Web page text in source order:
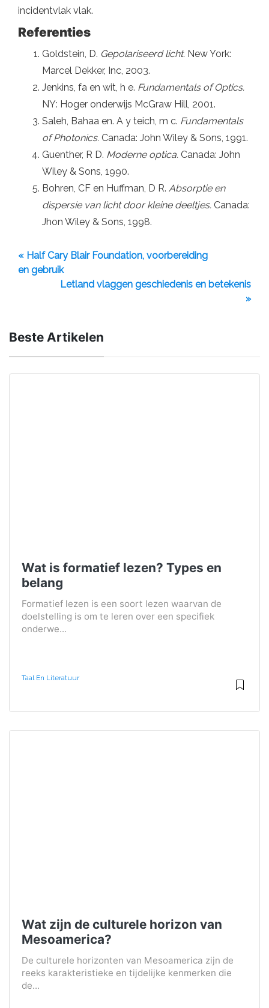
incidentvlak vlak.
Referenties
Goldstein, D. Gepolariseerd licht. New York:
Marcel Dekker, Inc, 2003.
Jenkins, fa en wit, h e. Fundamentals of Optics.
NY: Hoger onderwijs McGraw Hill, 2001.
Saleh, Bahaa en. A y teich, m c. Fundamentals
of Photonics. Canada: John Wiley & Sons, 1991.
Guenther, R D. Moderne optica. Canada: John
Wiley & Sons, 1990.
Bohren, CF en Huffman, D R. Absorptie en
dispersie van licht door kleine deeltjes. Canada:
Jhon Wiley & Sons, 1998.
« Half Cary Blair Foundation, voorbereiding
en gebruik
Letland vlaggen geschiedenis en betekenis
»
Beste Artikelen
Wat is formatief lezen? Types en
belang
Formatief lezen is een soort lezen waarvan de
doelstelling is om te leren over een specifiek
onderwe...
Taal En Literatuur
Wat zijn de culturele horizon van
Mesoamerica?
De culturele horizonten van Mesoamerica zijn de
reeks karakteristieke en tijdelijke kenmerken die
de...